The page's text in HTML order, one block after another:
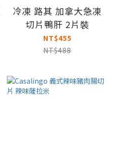
冷凍 路其 加拿大急凍
切片鴨肝 2片裝
NT$455
NT$488